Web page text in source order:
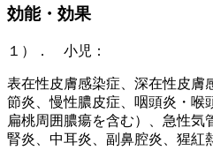
効能・効果
１）． 小児：
表在性皮膚感染症、深在性皮膚
節炎、慢性膿皮症、咽頭炎・喉
扁桃周囲膿瘍を含む）、急性気
腎炎、中耳炎、副鼻腔炎、猩紅